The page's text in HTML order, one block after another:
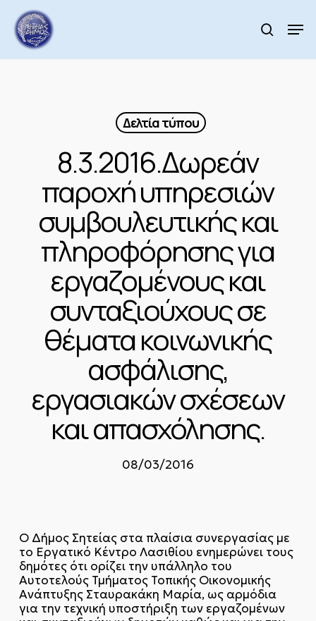
main
content
search
Δελτία τύπου
8.3.2016.Δωρεάν
παροχή υπηρεσιών
συμβουλευτικής και
πληροφόρησης για
εργαζομένους και
συνταξιούχους σε
θέματα κοινωνικής
ασφάλισης,
εργασιακών σχέσεων
και απασχόλησης.
08/03/2016
Ο Δήμος Σητείας στα πλαίσια συνεργασίας με
το Εργατικό Κέντρο Λασιθίου ενημερώνει τους
δημότες ότι ορίζει την υπάλληλο του
Αυτοτελούς Τμήματος Τοπικής Οικονομικής
Ανάπτυξης Σταυρακάκη Μαρία, ως αρμόδια
για την τεχνική υποστήριξη των εργαζομένων
Menu